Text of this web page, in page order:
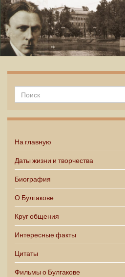
На главную
Даты жизни и творчества
Биография
О Булгакове
Круг общения
Интересные факты
Цитаты
Фильмы о Булгакове